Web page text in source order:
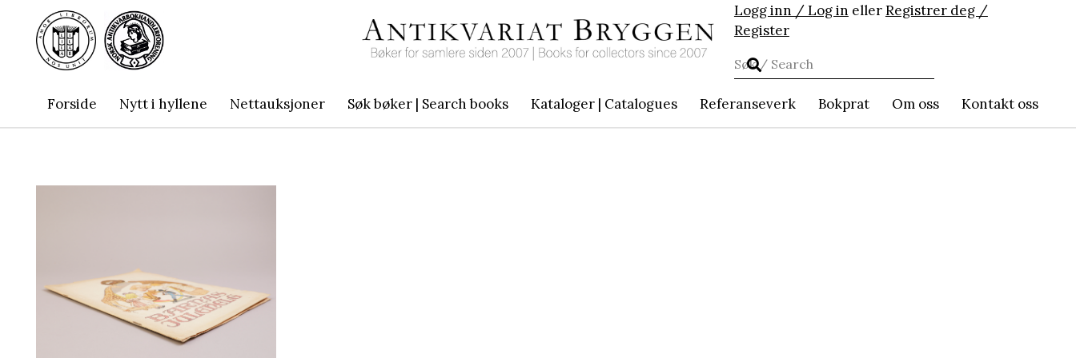
Logg inn / Log in ellerRegistrer deg /
Register
Forside Nytt i hyllene Nettauksjoner Søk bøker | Search books Kataloger | Catalogues Referanseverk Bokprat Om oss Kontakt oss